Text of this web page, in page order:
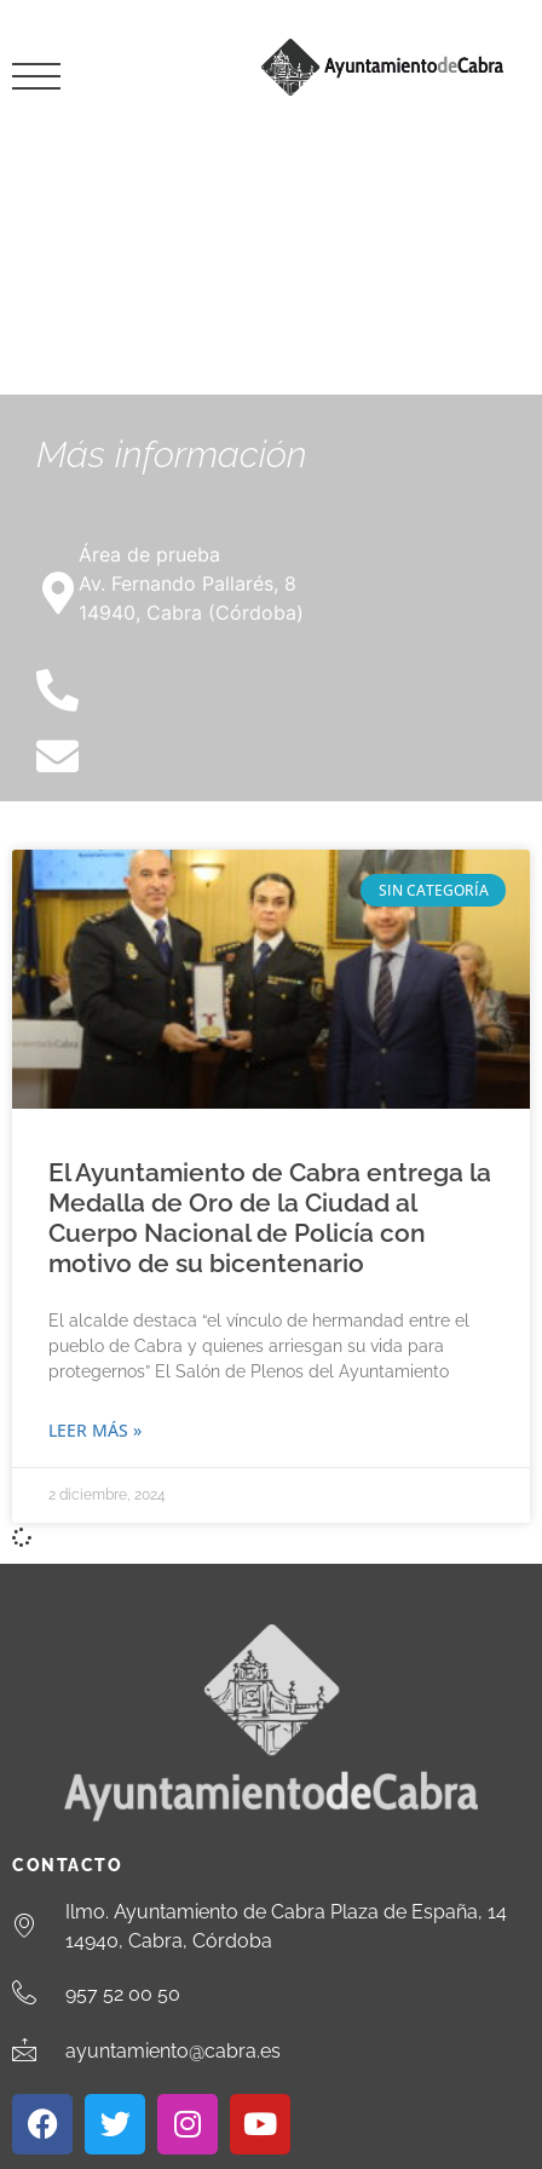
Más información
Área de prueba
Av. Fernando Pallarés, 8
14940, Cabra (Córdoba)
SIN CATEGORÍA
El Ayuntamiento de Cabra entrega la
Medalla de Oro de la Ciudad al
Cuerpo Nacional de Policía con
motivo de su bicentenario
El alcalde destaca “el vínculo de hermandad entre el
pueblo de Cabra y quienes arriesgan su vida para
protegernos” El Salón de Plenos del Ayuntamiento
LEER MÁS »
2 diciembre, 2024
CONTACTO
Ilmo. Ayuntamiento de Cabra Plaza de España, 14
14940, Cabra, Córdoba
957 52 00 50
ayuntamiento@cabra.es